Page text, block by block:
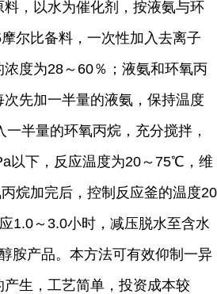
，以水为催化剂，按液氨与环
尔比备料，一次性加入去离子
度为28～60％；液氨和环氧丙
先加一半量的液氨，保持温度
半量的环氧丙烷，充分搅拌，
以下，反应温度为20～75℃，维
烷加完后，控制反应釜的温度20
1.0～3.0小时，减压脱水至含水
胺产品。本方法可有效仰制一异
生，工艺简单，投资成本较